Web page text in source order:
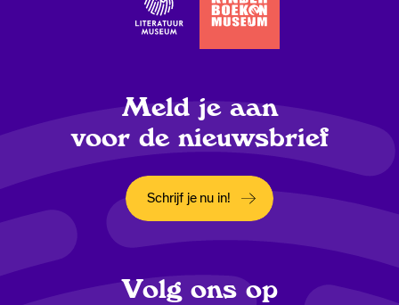
Meld je aan
voor de nieuwsbrief
Opent in een nieuw tabblad
Schrijf je nu in!
Volg ons op